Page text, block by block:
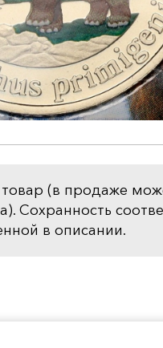
(в продаже
Сохранность
в описании.